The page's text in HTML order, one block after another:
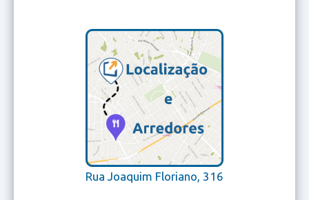
Rua Joaquim Floriano, 316